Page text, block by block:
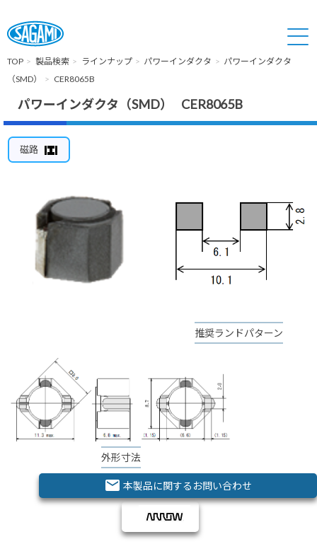
TOP 製品検索 ラインナップ パワーインダクタ
パワーインダクタ
（SMD）
CER8065B
パワーインダクタ（SMD） CER8065B
磁路
推奨ランドパターン
外形寸法
email 本製品に関するお問い合わせ